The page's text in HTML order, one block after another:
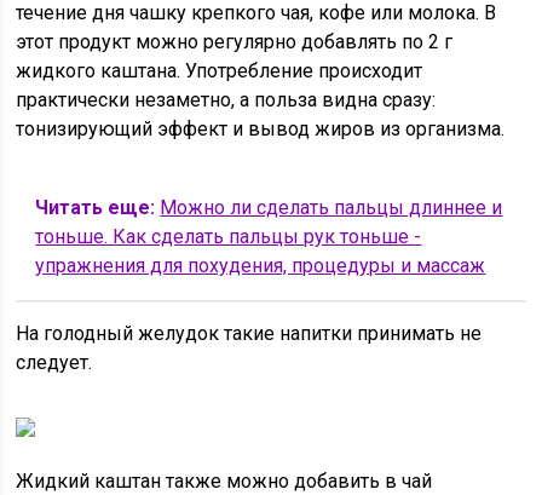
течение дня чашку крепкого чая, кофе или молока. В
этот продукт можно регулярно добавлять по 2 г
жидкого каштана. Употребление происходит
практически незаметно, а польза видна сразу:
тонизирующий эффект и вывод жиров из организма.
Читать еще: Можно ли сделать пальцы длиннее и
тоньше. Как сделать пальцы рук тоньше -
упражнения для похудения, процедуры и массаж
На голодный желудок такие напитки принимать не
следует.
Жидкий каштан также можно добавить в чай